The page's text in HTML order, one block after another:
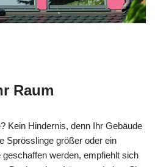
Raum
Kein Hindernis, denn Ihr Gebäude
Sprösslinge größer oder ein
werden, empfiehlt sich